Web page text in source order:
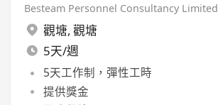
Besteam Personnel Consultancy Limited
觀塘, 觀塘
5天/週
5天工作制，彈性工時
提供獎金